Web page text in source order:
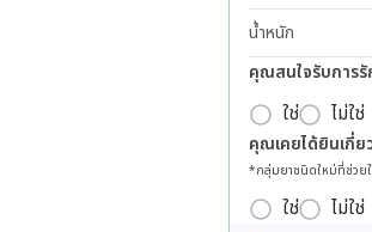
น้ำหนัก
คุณสนใจรับการ
ใช่ ไม่ใช่
คุณเคยได้ยินเกี่
*กลุ่มยาชนิดใหม่ที่ช่วยใ
ใช่ ไม่ใช่